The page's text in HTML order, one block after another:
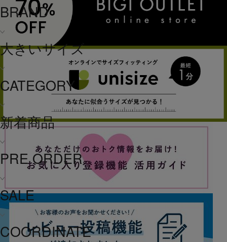
BRAND
大きいサイズ
CATEGORY
新着商品
PRE ORDER
SALE
COORDINATE